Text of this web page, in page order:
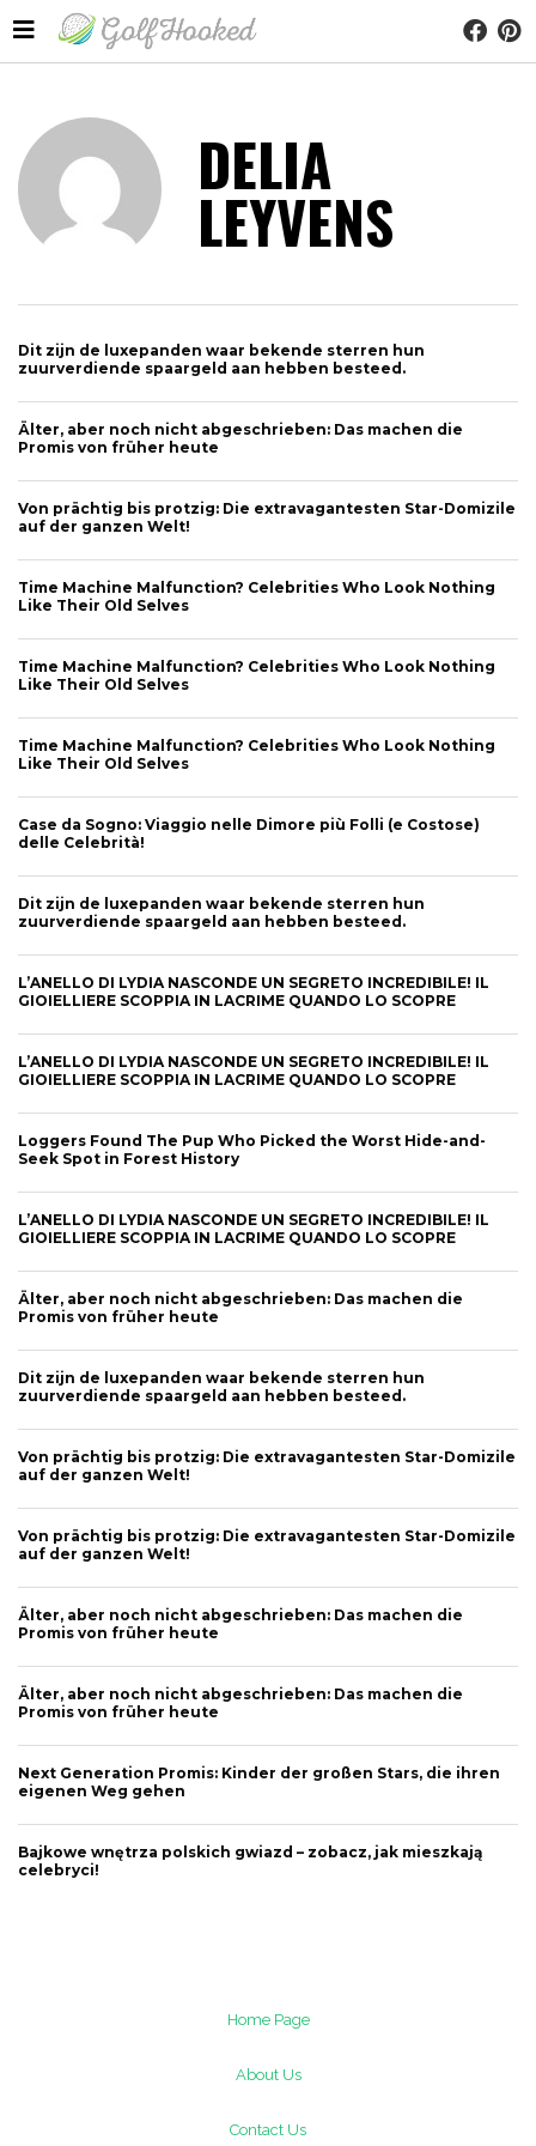
DELIA
LEYVENS
Dit zijn de luxepanden waar bekende sterren hun
zuurverdiende spaargeld aan hebben besteed.
Älter, aber noch nicht abgeschrieben: Das machen die
Promis von früher heute
Von prächtig bis protzig: Die extravagantesten Star-Domizile
auf der ganzen Welt!
Time Machine Malfunction? Celebrities Who Look Nothing
Like Their Old Selves
Time Machine Malfunction? Celebrities Who Look Nothing
Like Their Old Selves
Time Machine Malfunction? Celebrities Who Look Nothing
Like Their Old Selves
Case da Sogno: Viaggio nelle Dimore più Folli (e Costose)
delle Celebrità!
Dit zijn de luxepanden waar bekende sterren hun
zuurverdiende spaargeld aan hebben besteed.
L’ANELLO DI LYDIA NASCONDE UN SEGRETO INCREDIBILE! IL
GIOIELLIERE SCOPPIA IN LACRIME QUANDO LO SCOPRE
L’ANELLO DI LYDIA NASCONDE UN SEGRETO INCREDIBILE! IL
GIOIELLIERE SCOPPIA IN LACRIME QUANDO LO SCOPRE
Loggers Found The Pup Who Picked the Worst Hide-and-
Seek Spot in Forest History
L’ANELLO DI LYDIA NASCONDE UN SEGRETO INCREDIBILE! IL
GIOIELLIERE SCOPPIA IN LACRIME QUANDO LO SCOPRE
Älter, aber noch nicht abgeschrieben: Das machen die
Promis von früher heute
Dit zijn de luxepanden waar bekende sterren hun
zuurverdiende spaargeld aan hebben besteed.
Von prächtig bis protzig: Die extravagantesten Star-Domizile
auf der ganzen Welt!
Von prächtig bis protzig: Die extravagantesten Star-Domizile
auf der ganzen Welt!
Älter, aber noch nicht abgeschrieben: Das machen die
Promis von früher heute
Älter, aber noch nicht abgeschrieben: Das machen die
Promis von früher heute
Next Generation Promis: Kinder der großen Stars, die ihren
eigenen Weg gehen
Bajkowe wnętrza polskich gwiazd – zobacz, jak mieszkają
celebryci!
Home Page
About Us
Contact Us